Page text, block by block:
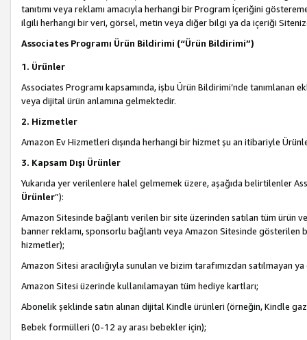
tanıtımı veya reklamı amacıyla herhangi bir Program İçeriğini
ilgili herhangi bir veri, görsel, metin veya diğer bilgi ya da içeriği
Associates Programı Ürün Bildirimi (“Ürün Bildirimi”)
1. Ürünler
Associates Programı kapsamında, işbu Ürün Bildirimi’nde
veya dijital ürün anlamına gelmektedir.
2. Hizmetler
Amazon Ev Hizmetleri dışında herhangi bir hizmet şu an itibariyle
3. Kapsam Dışı Ürünler
Yukarıda yer verilenlere halel gelmemek üzere, aşağıda belirtilenler
Ürünler”):
Amazon Sitesinde bağlantı verilen bir site üzerinden satılan tüm ürün
banner reklamı, sponsorlu bağlantı veya Amazon Sitesinde gösterilen
hizmetler);
Amazon Sitesi aracılığıyla sunulan ve bizim tarafımızdan satılmayan
Amazon Sitesi üzerinde kullanılamayan tüm hediye kartları;
Abonelik şeklinde satın alınan dijital Kindle ürünleri (örneğin, Kindle
Bebek formülleri (0-12 ay arası bebekler için);